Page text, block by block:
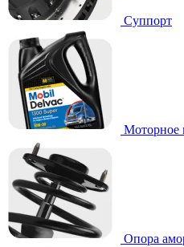
Суппорт
Моторное
Опора